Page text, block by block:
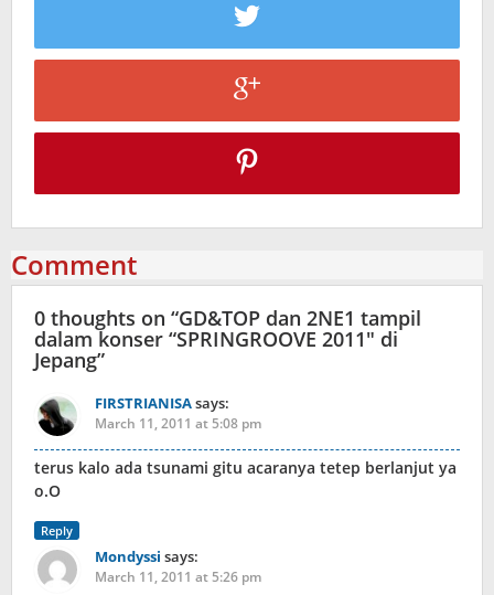
Comment
0 thoughts on “GD&TOP dan 2NE1 tampil
dalam konser “SPRINGROOVE 2011″ di
Jepang”
FIRSTRIANISAsays:
March 11, 2011 at 5:08 pm
terus kalo ada tsunami gitu acaranya tetep berlanjut ya
o.O
Reply
Mondyssi says:
March 11, 2011 at 5:26 pm